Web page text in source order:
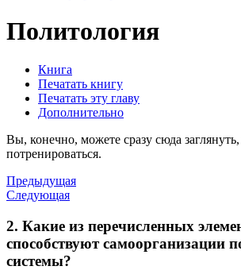
Политология
Книга
Печатать книгу
Печатать эту главу
Дополнительно
Вы, конечно, можете сразу сюда
потренироваться.
Предыдущая
Следующая
2. Какие из перечисленных
способствуют самоорганизации
системы?